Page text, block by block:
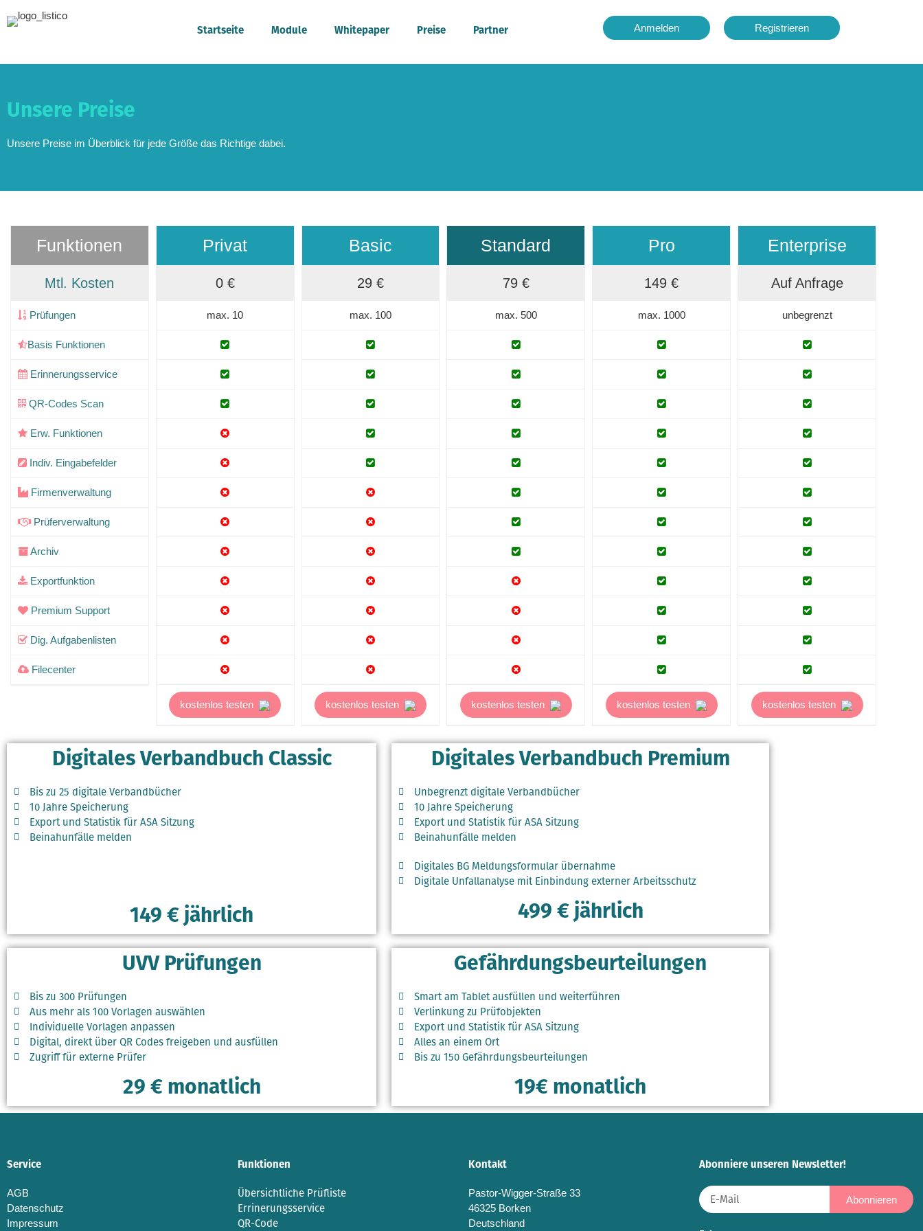
Startseite Module Whitepaper Preise Partner Anmelden Registrieren
Unsere Preise
Unsere Preise im Überblick für jede Größe das Richtige dabei.
Funktionen
Mtl. Kosten
Prüfungen
Basis Funktionen
Erinnerungsservice
QR-Codes Scan
Erw. Funktionen
Indiv. Eingabefelder
Firmenverwaltung
Prüferverwaltung
Archiv
Exportfunktion
Premium Support
Dig. Aufgabenlisten
Filecenter
Privat
0 €
max. 10
kostenlos testen
Basic
29 €
max. 100
kostenlos testen
Standard
79 €
max. 500
kostenlos testen
Pro
149 €
max. 1000
kostenlos testen
Enterprise
Auf Anfrage
unbegrenzt
kostenlos testen
Digitales Verbandbuch Classic
Bis zu 25 digitale Verbandbücher
10 Jahre Speicherung
Export und Statistik für ASA Sitzung
Beinahunfälle melden
149 € jährlich
Digitales Verbandbuch Premium
Unbegrenzt digitale Verbandbücher
10 Jahre Speicherung
Export und Statistik für ASA Sitzung
Beinahunfälle melden
Digitales BG Meldungsformular übernahme
Digitale Unfallanalyse mit Einbindung externer Arbeitsschutz
499 € jährlich
UVV Prüfungen
Bis zu 300 Prüfungen
Aus mehr als 100 Vorlagen auswählen
Individuelle Vorlagen anpassen
Digital, direkt über QR Codes freigeben und ausfüllen
Zugriff für externe Prüfer
29 € monatlich
Gefährdungsbeurteilungen
Smart am Tablet ausfüllen und weiterführen
Verlinkung zu Prüfobjekten
Export und Statistik für ASA Sitzung
Alles an einem Ort
Bis zu 150 Gefährdungsbeurteilungen
19€ monatlich
Service
AGB
Datenschutz
Impressum
Funktionen
Übersichtliche Prüfliste
Errinerungsservice
QR-Code
Kontakt
Pastor-Wigger-Straße 33
46325 Borken
Deutschland
Abonniere unseren Newsletter!
Abonnieren